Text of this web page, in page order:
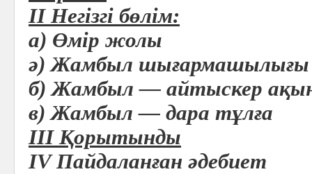
IIНегізгі бөлім:
а) Өмір жолы
ә) Жамбыл шығармашылығы
б) Жамбыл — айтыскер
в) Жамбыл — дара тұлға
III Қорытынды
IV Пайдаланған әдебиет